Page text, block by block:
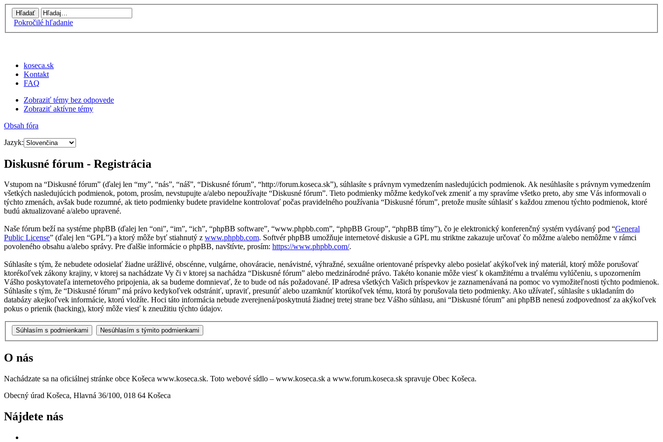
Pokročilé hľadanie
koseca.sk
Kontakt
FAQ
Zobraziť témy bez odpovede
Zobraziť aktívne témy
Obsah fóra
Jazyk:
Diskusné fórum - Registrácia
Vstupom na “Diskusné fórum” (ďalej len “my”, “nás”, “náš”, “Diskusné fórum”, “http://forum.koseca.sk”), súhlasíte s právnym vymedzením nasledujúcich podmienok. Ak nesúhlasíte s právnym vymedzením
všetkých nasledujúcich podmienok, potom, prosím, nevstupujte a/alebo nepoužívajte “Diskusné fórum”. Tieto podmienky môžme kedykoľvek zmeniť a my spravíme všetko preto, aby sme Vás informovali o
týchto zmenách, avšak bude rozumné, ak tieto podmienky budete pravidelne kontrolovať počas pravidelného používania “Diskusné fórum”, pretože musíte súhlasiť s každou zmenou týchto podmienok, ktoré
budú aktualizované a/alebo upravené.
Naše fórum beží na systéme phpBB (ďalej len “oni”, “im”, “ich”, “phpBB software”, “www.phpbb.com”, “phpBB Group”, “phpBB tímy”), čo je elektronický konferenčný systém vydávaný pod “General
Public License” (ďalej len “GPL”) a ktorý môže byť stiahnutý z www.phpbb.com. Softvér phpBB umožňuje internetové diskusie a GPL mu striktne zakazuje určovať čo môžme a/alebo nemôžme v rámci
povoleného obsahu a/alebo správy. Pre ďalšie informácie o phpBB, navštívte, prosím: https://www.phpbb.com/.
Súhlasíte s tým, že nebudete odosielať žiadne urážlivé, obscénne, vulgárne, ohováracie, nenávistné, výhražné, sexuálne orientované príspevky alebo posielať akýkoľvek iný materiál, ktorý môže porušovať
ktorékoľvek zákony krajiny, v ktorej sa nachádzate Vy či v ktorej sa nachádza “Diskusné fórum” alebo medzinárodné právo. Takéto konanie môže viesť k okamžitému a trvalému vylúčeniu, s upozornením
Vášho poskytovateľa internetového pripojenia, ak sa budeme domnievať, že to bude od nás požadované. IP adresa všetkých Vašich príspevkov je zaznamenávaná na pomoc vo vymožiteľnosti týchto podmienok.
Súhlasíte s tým, že “Diskusné fórum” má právo kedykoľvek odstrániť, upraviť, presunúť alebo uzamknúť ktorúkoľvek tému, ktorá by porušovala tieto podmienky. Ako užívateľ, súhlasíte s ukladaním do
databázy akejkoľvek informácie, ktorú vložíte. Hoci táto informácia nebude zverejnená/poskytnutá žiadnej tretej strane bez Vášho súhlasu, ani “Diskusné fórum” ani phpBB nenesú zodpovednosť za akýkoľvek
pokus o prienik (hacking), ktorý môže viesť k zneužitiu týchto údajov.
O nás
Nachádzate sa na oficiálnej stránke obce Košeca www.koseca.sk. Toto webové sídlo – www.koseca.sk a www.forum.koseca.sk spravuje Obec Košeca.
Obecný úrad Košeca, Hlavná 36/100, 018 64 Košeca
Nájdete nás